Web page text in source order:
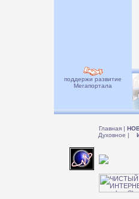
поддержи развитие
Мегапортала
Главная |
Духовное |